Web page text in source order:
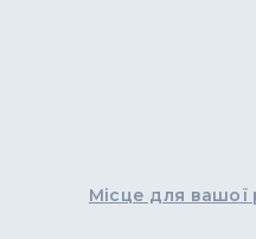
Місце для вашої